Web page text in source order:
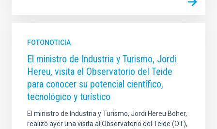
FOTONOTICIA
El ministro de Industria y Turismo, Jordi
Hereu, visita el Observatorio del Teide
para conocer su potencial científico,
tecnológico y turístico
El ministro de Industria y Turismo, Jordi Hereu Boher,
realizó ayer una visita al Observatorio del Teide (OT),